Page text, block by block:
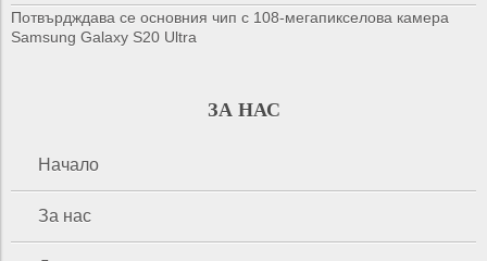
Потвърдждава се основния чип с 108-мегапикселова камера
Samsung Galaxy S20 Ultra
ЗА НАС
Начало
За нас